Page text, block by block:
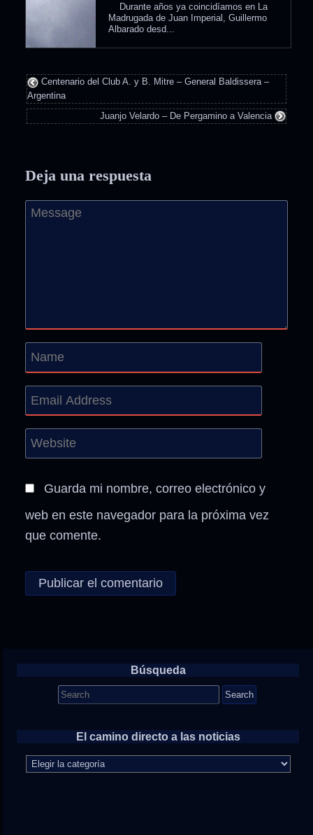
Durante años ya coincidíamos en La
Madrugada de Juan Imperial, Guillermo
Albarado desd...
Centenario del Club A. y B. Mitre – General Baldissera –
Argentina
Juanjo Velardo – De Pergamino a Valencia
Deja una respuesta
Guarda mi nombre, correo electrónico y
web en este navegador para la próxima vez
que comente.
Búsqueda
Search
for:
El camino directo a las noticias
camino